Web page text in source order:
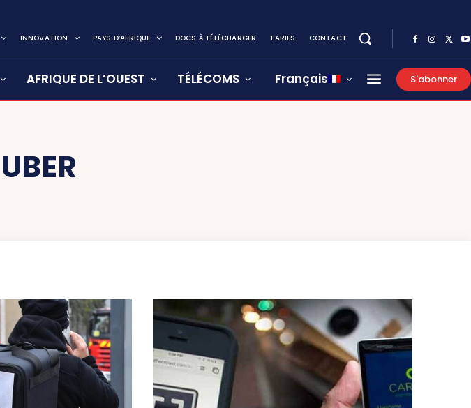
INNOVATION PAYS D’AFRIQUE DOCS À TÉLÉCHARGER TARIFS CONTACT
AFRIQUE DE L’OUEST TÉLÉCOMS Français S'abonner
UBER